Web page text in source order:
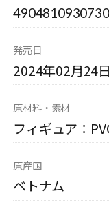
4904810930730
発売日
2024年02月24
原材料・素材
フィギュア：
原産国
ベトナム